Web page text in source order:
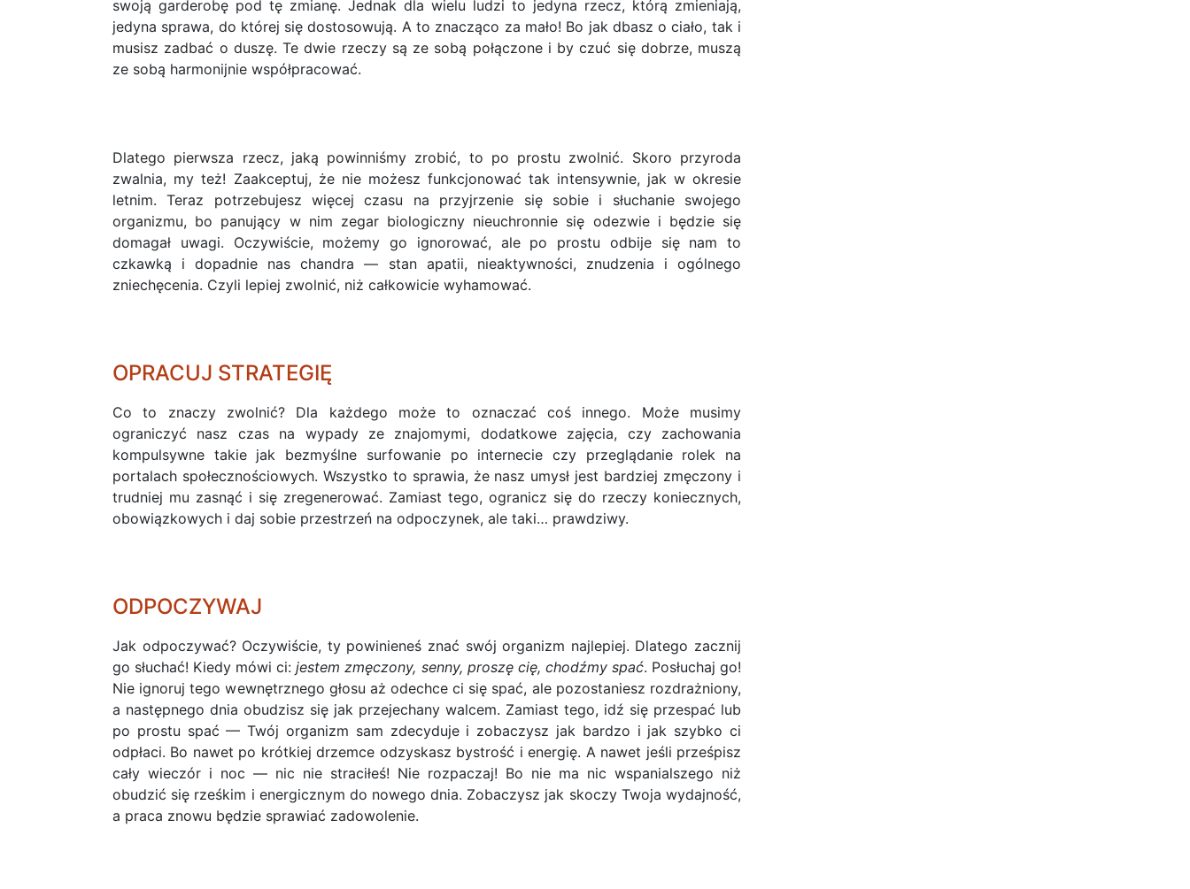
swoją garderobę pod tę zmianę. Jednak dla wielu ludzi to jedyna rzecz, którą zmieniają,
jedyna sprawa, do której się dostosowują. A to znacząco za mało! Bo jak dbasz o ciało, tak i
musisz zadbać o duszę. Te dwie rzeczy są ze sobą połączone i by czuć się dobrze, muszą
ze sobą harmonijnie współpracować.
Dlatego pierwsza rzecz, jaką powinniśmy zrobić, to po prostu zwolnić. Skoro przyroda
zwalnia, my też! Zaakceptuj, że nie możesz funkcjonować tak intensywnie, jak w okresie
letnim. Teraz potrzebujesz więcej czasu na przyjrzenie się sobie i słuchanie swojego
organizmu, bo panujący w nim zegar biologiczny nieuchronnie się odezwie i będzie się
domagał uwagi. Oczywiście, możemy go ignorować, ale po prostu odbije się nam to
czkawką i dopadnie nas chandra — stan apatii, nieaktywności, znudzenia i ogólnego
zniechęcenia. Czyli lepiej zwolnić, niż całkowicie wyhamować.
OPRACUJ STRATEGIĘ
Co to znaczy zwolnić? Dla każdego może to oznaczać coś innego. Może musimy
ograniczyć nasz czas na wypady ze znajomymi, dodatkowe zajęcia, czy zachowania
kompulsywne takie jak bezmyślne surfowanie po internecie czy przeglądanie rolek na
portalach społecznościowych. Wszystko to sprawia, że nasz umysł jest bardziej zmęczony i
trudniej mu zasnąć i się zregenerować. Zamiast tego, ogranicz się do rzeczy koniecznych,
obowiązkowych i daj sobie przestrzeń na odpoczynek, ale taki… prawdziwy.
ODPOCZYWAJ
Jak odpoczywać? Oczywiście, ty powinieneś znać swój organizm najlepiej. Dlatego zacznij
go słuchać! Kiedy mówi ci:jestem zmęczony, senny, proszę cię, chodźmy spać. Posłuchaj go!
Nie ignoruj tego wewnętrznego głosu aż odechce ci się spać, ale pozostaniesz rozdrażniony,
a następnego dnia obudzisz się jak przejechany walcem. Zamiast tego, idź się przespać lub
po prostu spać — Twój organizm sam zdecyduje i zobaczysz jak bardzo i jak szybko ci
odpłaci. Bo nawet po krótkiej drzemce odzyskasz bystrość i energię. A nawet jeśli prześpisz
cały wieczór i noc — nic nie straciłeś! Nie rozpaczaj! Bo nie ma nic wspanialszego niż
obudzić się rześkim i energicznym do nowego dnia. Zobaczysz jak skoczy Twoja wydajność,
a praca znowu będzie sprawiać zadowolenie.